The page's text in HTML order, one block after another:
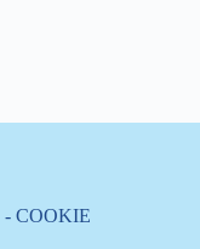
- COOKIE